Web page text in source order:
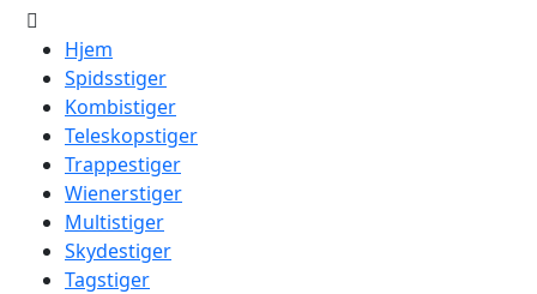
Hjem
Spidsstiger
Kombistiger
Teleskopstiger
Trappestiger
Wienerstiger
Multistiger
Skydestiger
Tagstiger